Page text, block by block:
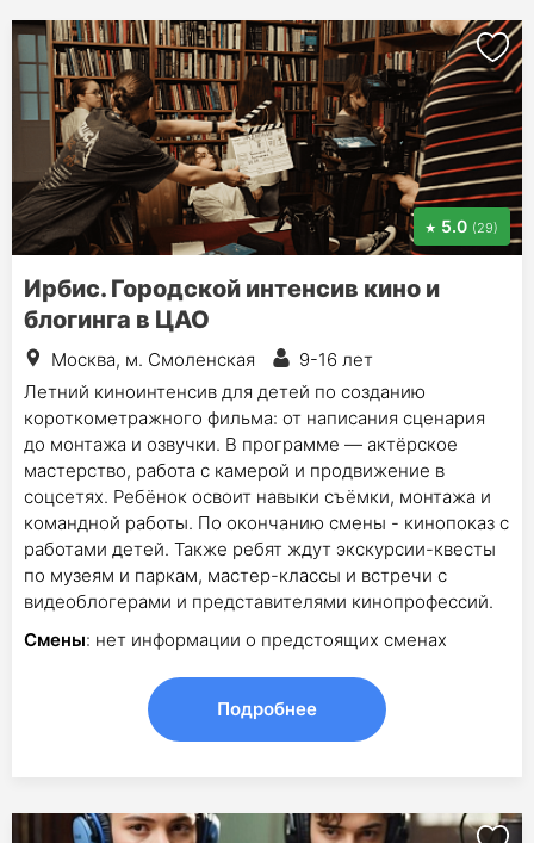
5.0 (29)
Ирбис. Городской интенсив кино и
блогинга в ЦАО
Москва, м. Смоленская
9-16 лет
Летний киноинтенсив для детей по созданию
короткометражного фильма: от написания сценария
до монтажа и озвучки. В программе — актёрское
мастерство, работа с камерой и продвижение в
соцсетях. Ребёнок освоит навыки съёмки, монтажа и
командной работы. По окончанию смены - кинопоказ c
работами детей. Также ребят ждут экскурсии-квесты
по музеям и паркам, мастер-классы и встречи с
видеоблогерами и представителями кинопрофессий.
Смены: нет информации о предстоящих сменах
Подробнее